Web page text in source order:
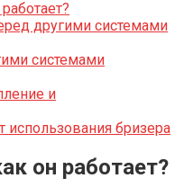
другими системами
системами
и
бризера
он работает?